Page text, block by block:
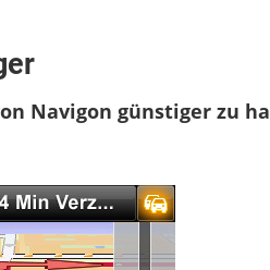
Navigon günstiger zu